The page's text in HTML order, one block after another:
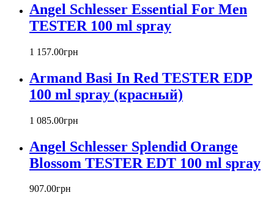
Banana Republic
Barex
Beyonce
Biotherm
Blumarine
Bottega Veneta
Bourjois
Britney Spears
Burberry
Angel Schlesser Essential For Men
TESTER 100 ml spray
1 157.00грн
Armand Basi In Red TESTER EDP
100 ml spray (красный)
1 085.00грн
Angel Schlesser Splendid Orange
Blossom TESTER EDT 100 ml spray
907.00грн